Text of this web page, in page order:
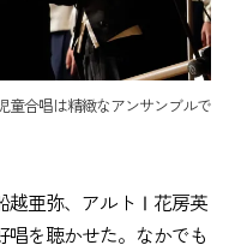
童合唱は精緻なアンサンブルで
亜弥、アルトⅠ花房英
を聴かせた。なかでも